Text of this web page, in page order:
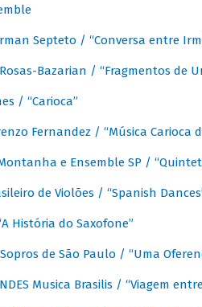
Septeto / “Conversa entre
Bazarian / “Fragmentos de
/ “Carioca”
Fernandez / “Música Carioca
e Ensemble SP /
de Violões / “Spanish
História do Saxofone”
de São Paulo / “Uma
Musica Brasilis / “Viagem